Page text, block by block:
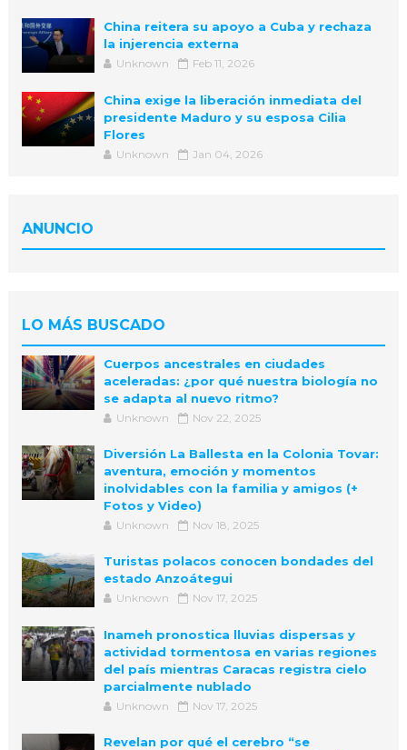
China reitera su apoyo a Cuba y rechaza
la injerencia externa
Unknown Feb 11, 2026
China exige la liberación inmediata del
presidente Maduro y su esposa Cilia
Flores
Unknown Jan 04, 2026
ANUNCIO
LO MÁS BUSCADO
Cuerpos ancestrales en ciudades
aceleradas: ¿por qué nuestra biología no
se adapta al nuevo ritmo?
Unknown Nov 22, 2025
Diversión La Ballesta en la Colonia Tovar:
aventura, emoción y momentos
inolvidables con la familia y amigos (+
Fotos y Video)
Unknown Nov 18, 2025
Turistas polacos conocen bondades del
estado Anzoátegui
Unknown Nov 17, 2025
Inameh pronostica lluvias dispersas y
actividad tormentosa en varias regiones
del país mientras Caracas registra cielo
parcialmente nublado
Unknown Nov 17, 2025
Revelan por qué el cerebro “se